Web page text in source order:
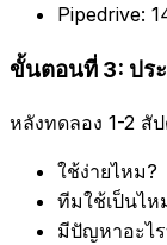
Pipedrive:
ขั้นตอนที่ 3: ปร
หลังทดลอง 1-2 สั
ใช้ง่ายไหม?
ทีมใช้เป็นไห
มีปัญหาอะไร